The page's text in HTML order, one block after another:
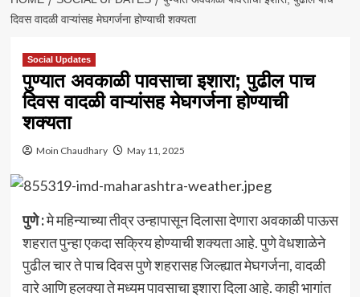
दिवस वादळी वाऱ्यांसह मेघगर्जना होण्याची शक्यता
Social Updates
पुण्यात अवकाळी पावसाचा इशारा; पुढील पाच
दिवस वादळी वाऱ्यांसह मेघगर्जना होण्याची
शक्यता
Moin Chaudhary May 11, 2025
पुणे :मे महिन्याच्या तीव्र उन्हापासून दिलासा देणारा अवकाळी पाऊस
शहरात पुन्हा एकदा सक्रिय होण्याची शक्यता आहे. पुणे वेधशाळेने
पुढील चार ते पाच दिवस पुणे शहरासह जिल्ह्यात मेघगर्जना, वादळी
वारे आणि हलक्या ते मध्यम पावसाचा इशारा दिला आहे. काही भागांत